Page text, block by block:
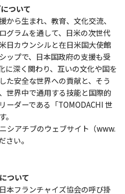
ついて
ら生まれ、教育、文化交流、
グラムを通して、日米の次世代
日カウンシルと在日米国大使館
ップで、日本国政府の支援も受
に深く関わり、互いの文化や国を
た安全な世界への貢献と、そう
世界中で通用する技能と国際的
ーダーである「TOMODACHI 世
シアチブのウェブサイト（www.
い。
ついて
本フランチャイズ協会の呼び掛